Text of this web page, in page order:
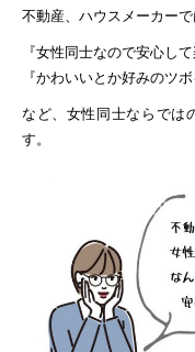
不動産、ハウスメーカーで
『女性同士なので安心し
『かわいいとか好みのツ
など、女性同士ならでは
す。